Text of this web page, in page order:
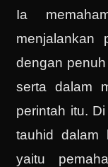
Ia
menjalankan
dengan
serta dalam
perintah itu.
tauhid dalam
yaitu